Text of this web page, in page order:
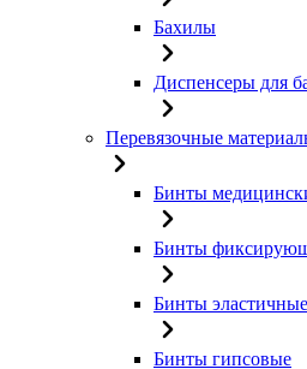
Бахилы
Диспенсеры для
Перевязочные
Бинты
Бинты
Бинты эластичные
Бинты гипсовые